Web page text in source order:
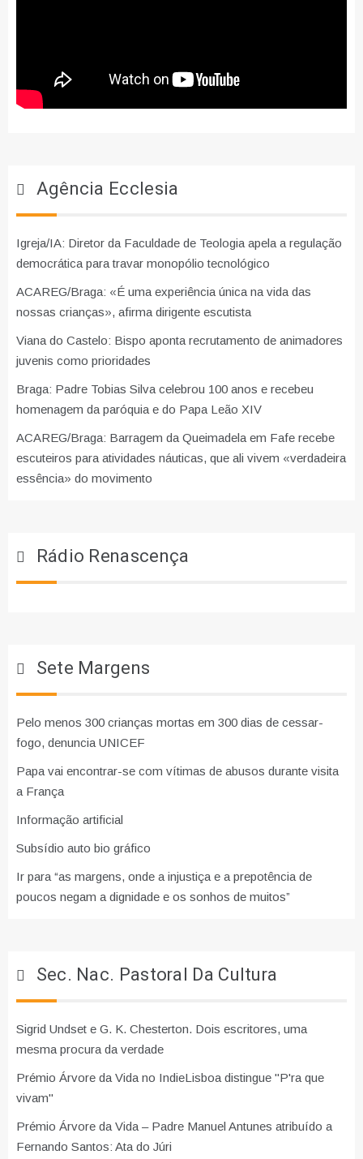
Agência Ecclesia
Igreja/IA: Diretor da Faculdade de Teologia apela a regulação
democrática para travar monopólio tecnológico
ACAREG/Braga: «É uma experiência única na vida das
nossas crianças», afirma dirigente escutista
Viana do Castelo: Bispo aponta recrutamento de animadores
juvenis como prioridades
Braga: Padre Tobias Silva celebrou 100 anos e recebeu
homenagem da paróquia e do Papa Leão XIV
ACAREG/Braga: Barragem da Queimadela em Fafe recebe
escuteiros para atividades náuticas, que ali vivem «verdadeira
essência» do movimento
Rádio Renascença
Sete Margens
Pelo menos 300 crianças mortas em 300 dias de cessar-
fogo, denuncia UNICEF
Papa vai encontrar-se com vítimas de abusos durante visita
a França
Informação artificial
Subsídio auto bio gráfico
Ir para “as margens, onde a injustiça e a prepotência de
poucos negam a dignidade e os sonhos de muitos”
Sec. Nac. Pastoral Da Cultura
Sigrid Undset e G. K. Chesterton. Dois escritores, uma
mesma procura da verdade
Prémio Árvore da Vida no IndieLisboa distingue "P'ra que
vivam"
Prémio Árvore da Vida – Padre Manuel Antunes atribuído a
Fernando Santos: Ata do Júri